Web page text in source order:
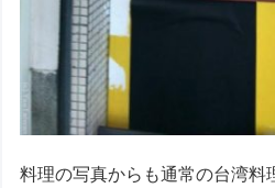
料理の写真からも通常の台湾料